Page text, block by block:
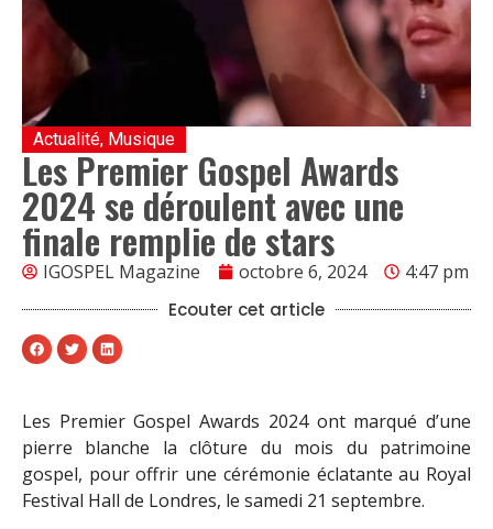
Actualité, Musique
Les Premier Gospel Awards
2024 se déroulent avec une
finale remplie de stars
IGOSPEL Magazine octobre 6, 2024 4:47 pm
Ecouter cet article
Les Premier Gospel Awards 2024 ont marqué d’une
pierre blanche la clôture du mois du patrimoine
gospel, pour offrir une cérémonie éclatante au Royal
Festival Hall de Londres, le samedi 21 septembre.